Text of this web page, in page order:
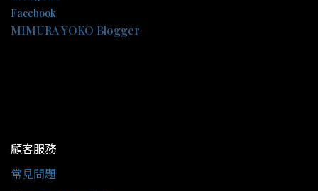
Facebook
MIMURA YOKO Blogger
顧客服務
常見問題